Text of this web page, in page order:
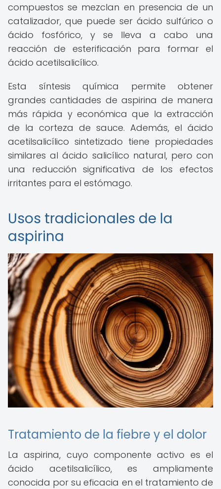
compuestos se mezclan en presencia de un
catalizador, que puede ser ácido sulfúrico o
ácido fosfórico, y se lleva a cabo una
reacción de esterificación para formar el
ácido acetilsalicílico.
Esta síntesis química permite obtener
grandes cantidades de aspirina de manera
más rápida y económica que la extracción
de la corteza de sauce. Además, el ácido
acetilsalicílico sintetizado tiene propiedades
similares al ácido salicílico natural, pero con
una reducción significativa de los efectos
irritantes para el estómago.
Usos tradicionales de la
aspirina
Tratamiento de la fiebre y el dolor
La aspirina, cuyo componente activo es el
ácido acetilsalicílico, es ampliamente
conocida por su eficacia en el tratamiento de